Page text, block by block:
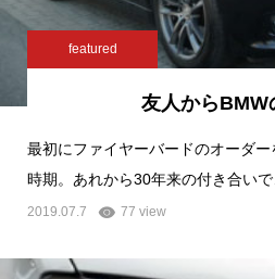
featured
友人からBMW
最初にファイヤーバードのオーダ
時期。あれから30年来の付き合いで
2019.07.7 77 view